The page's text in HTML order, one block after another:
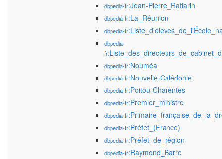
dbpedia-fr:Jean-Pierre_Raffarin
dbpedia-fr:La_Réunion
dbpedia-fr
dbpedia-
fr
dbpedia-fr:Nouméa
dbpedia-fr:Nouvelle-Calédonie
dbpedia-fr:Poitou-Charentes
dbpedia-fr:Premier_ministre
dbpedia-fr
dbpedia-fr:Préfet_(France)
dbpedia-fr:Préfet_de_région
dbpedia-fr:Raymond_Barre